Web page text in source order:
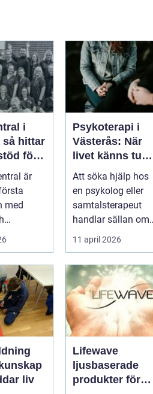
i
för
är
med
För
Psykoterapi i
Västerås: När
livet känns tungt
och du behöver
prata med
någon
Att söka hjälp hos
en psykolog eller
samtalsterapeut
handlar sällan om
att vara svag....
11 april 2026
liv
Lifewave
ljusbaserade
produkter för